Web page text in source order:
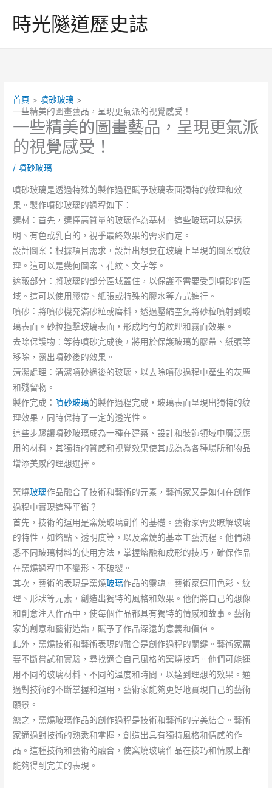
時光隧道歷史誌
首頁
噴砂玻璃
一些精美的圖畫藝品，呈現更氣派的視覺感受！
一些精美的圖畫藝品，呈現更氣派
的視覺感受！
/ 噴砂玻璃
噴砂玻璃是透過特殊的製作過程賦予玻璃表面獨特的紋理和效
果。製作噴砂玻璃的過程如下：
選材：首先，選擇高質量的玻璃作為基材。這些玻璃可以是透
明、有色或乳白的，視乎最終效果的需求而定。
設計圖案：根據項目需求，設計出想要在玻璃上呈現的圖案或紋
理。這可以是幾何圖案、花紋、文字等。
遮蔽部分：將玻璃的部分區域蓋住，以保護不需要受到噴砂的區
域。這可以使用膠帶、紙張或特殊的膠水等方式進行。
噴砂：將噴砂機充滿砂粒或磨料，透過壓縮空氣將砂粒噴射到玻
璃表面。砂粒撞擊玻璃表面，形成均勻的紋理和霧面效果。
去除保護物：等待噴砂完成後，將用於保護玻璃的膠帶、紙張等
移除，露出噴砂後的效果。
清潔處理：清潔噴砂過後的玻璃，以去除噴砂過程中產生的灰塵
和殘留物。
製作完成： 噴砂玻璃的製作過程完成，玻璃表面呈現出獨特的紋
理效果，同時保持了一定的透光性。
這些步驟讓噴砂玻璃成為一種在建築、設計和裝飾領域中廣泛應
用的材料，其獨特的質感和視覺效果使其成為為各種場所和物品
增添美感的理想選擇。
窯燒玻璃作品融合了技術和藝術的元素，藝術家又是如何在創作
過程中實現這種平衡？
首先，技術的運用是窯燒玻璃創作的基礎。藝術家需要瞭解玻璃
的特性，如熔點、透明度等，以及窯燒的基本工藝流程。他們熟
悉不同玻璃材料的使用方法，掌握熔融和成形的技巧，確保作品
在窯燒過程中不變形、不破裂。
其次，藝術的表現是窯燒玻璃作品的靈魂。藝術家運用色彩、紋
理、形狀等元素，創造出獨特的風格和效果。他們將自己的想像
和創意注入作品中，使每個作品都具有獨特的情感和故事。藝術
家的創意和藝術造詣，賦予了作品深遠的意義和價值。
此外，窯燒技術和藝術表現的融合是創作過程的關鍵。藝術家需
要不斷嘗試和實驗，尋找適合自己風格的窯燒技巧。他們可能運
用不同的玻璃材料、不同的溫度和時間，以達到理想的效果。通
過對技術的不斷掌握和運用，藝術家能夠更好地實現自己的藝術
願景。
總之，窯燒玻璃作品的創作過程是技術和藝術的完美結合。藝術
家通過對技術的熟悉和掌握，創造出具有獨特風格和情感的作
品。這種技術和藝術的融合，使窯燒玻璃作品在技巧和情感上都
能夠得到完美的表現。